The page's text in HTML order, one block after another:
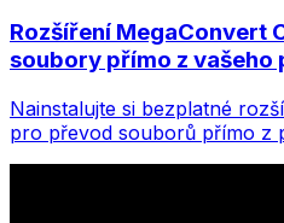
Rozšíření MegaConvert
soubory přímo z vašeho
Nainstalujte si bezplatné
pro převod souborů přímo z